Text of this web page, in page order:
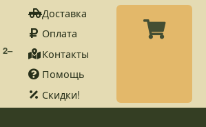
Доставка
Оплата
Контакты
Помощь
Скидки!
2–